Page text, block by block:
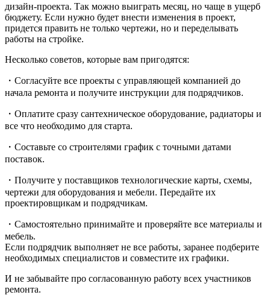
дизайн-проекта. Так можно выиграть месяц, но чаще в ущерб
бюджету. Если нужно будет внести изменения в проект,
придется править не только чертежи, но и переделывать
работы на стройке.
Несколько советов, которые вам пригодятся:
・Согласуйте все проекты с управляющей компанией до
начала ремонта и получите инструкции для подрядчиков.
・Оплатите сразу сантехническое оборудование, радиаторы и
все что необходимо для старта.
・Составьте со строителями график с точными датами
поставок.
・Получите у поставщиков технологические карты, схемы,
чертежи для оборудования и мебели. Передайте их
проектировщикам и подрядчикам.
・Самостоятельно принимайте и проверяйте все материалы и
мебель.
Если подрядчик выполняет не все работы, заранее подберите
необходимых специалистов и совместите их графики.
И не забывайте про согласованную работу всех участников
ремонта.